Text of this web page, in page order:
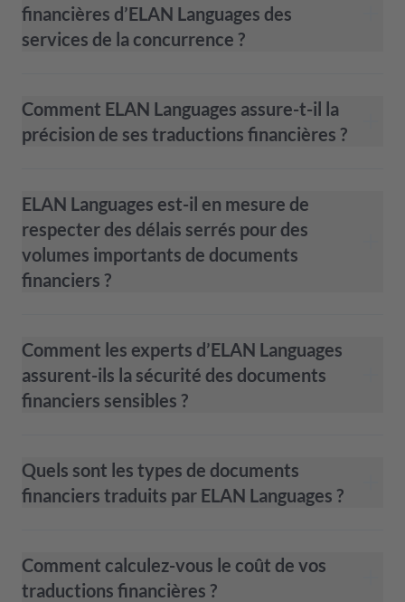
financières d’ELAN Languages des
services de la concurrence ?
Comment ELAN Languages assure-t-il la
précision de ses traductions financières ?
ELAN Languages est-il en mesure de
respecter des délais serrés pour des
volumes importants de documents
financiers ?
Comment les experts d’ELAN Languages
assurent-ils la sécurité des documents
financiers sensibles ?
Quels sont les types de documents
financiers traduits par ELAN Languages ?
Comment calculez-vous le coût de vos
traductions financières ?